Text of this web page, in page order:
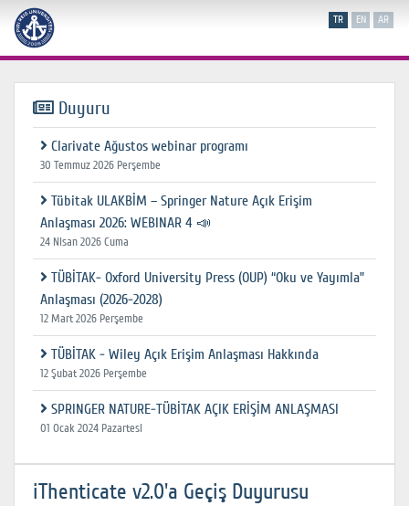
TR EN AR
Duyuru
Clarivate Ağustos webinar programı
30 Temmuz 2026 Perşembe
Tübitak ULAKBİM – Springer Nature Açık Erişim
Anlaşması 2026: WEBINAR 4 📣
24 Nisan 2026 Cuma
TÜBİTAK- Oxford University Press (OUP) “Oku ve Yayımla”
Anlaşması (2026-2028)
12 Mart 2026 Perşembe
TÜBİTAK - Wiley Açık Erişim Anlaşması Hakkında
12 Şubat 2026 Perşembe
SPRINGER NATURE-TÜBİTAK AÇIK ERİŞİM ANLAŞMASI
01 Ocak 2024 Pazartesi
iThenticate v2.0'a Geçiş Duyurusu